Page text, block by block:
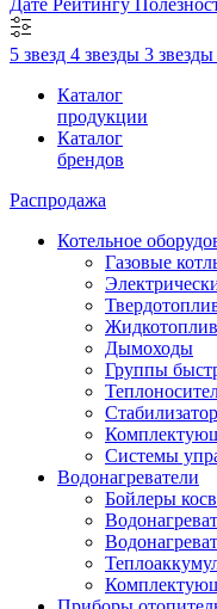
Дате Рейтингу
5 звезд 4 звезды 3 звезды
Каталог
продукции
Каталог
брендов
Распродажа
Котельное
Газовые
Дымоходы
Группы
Системы
Водонагреватели
Бойлеры